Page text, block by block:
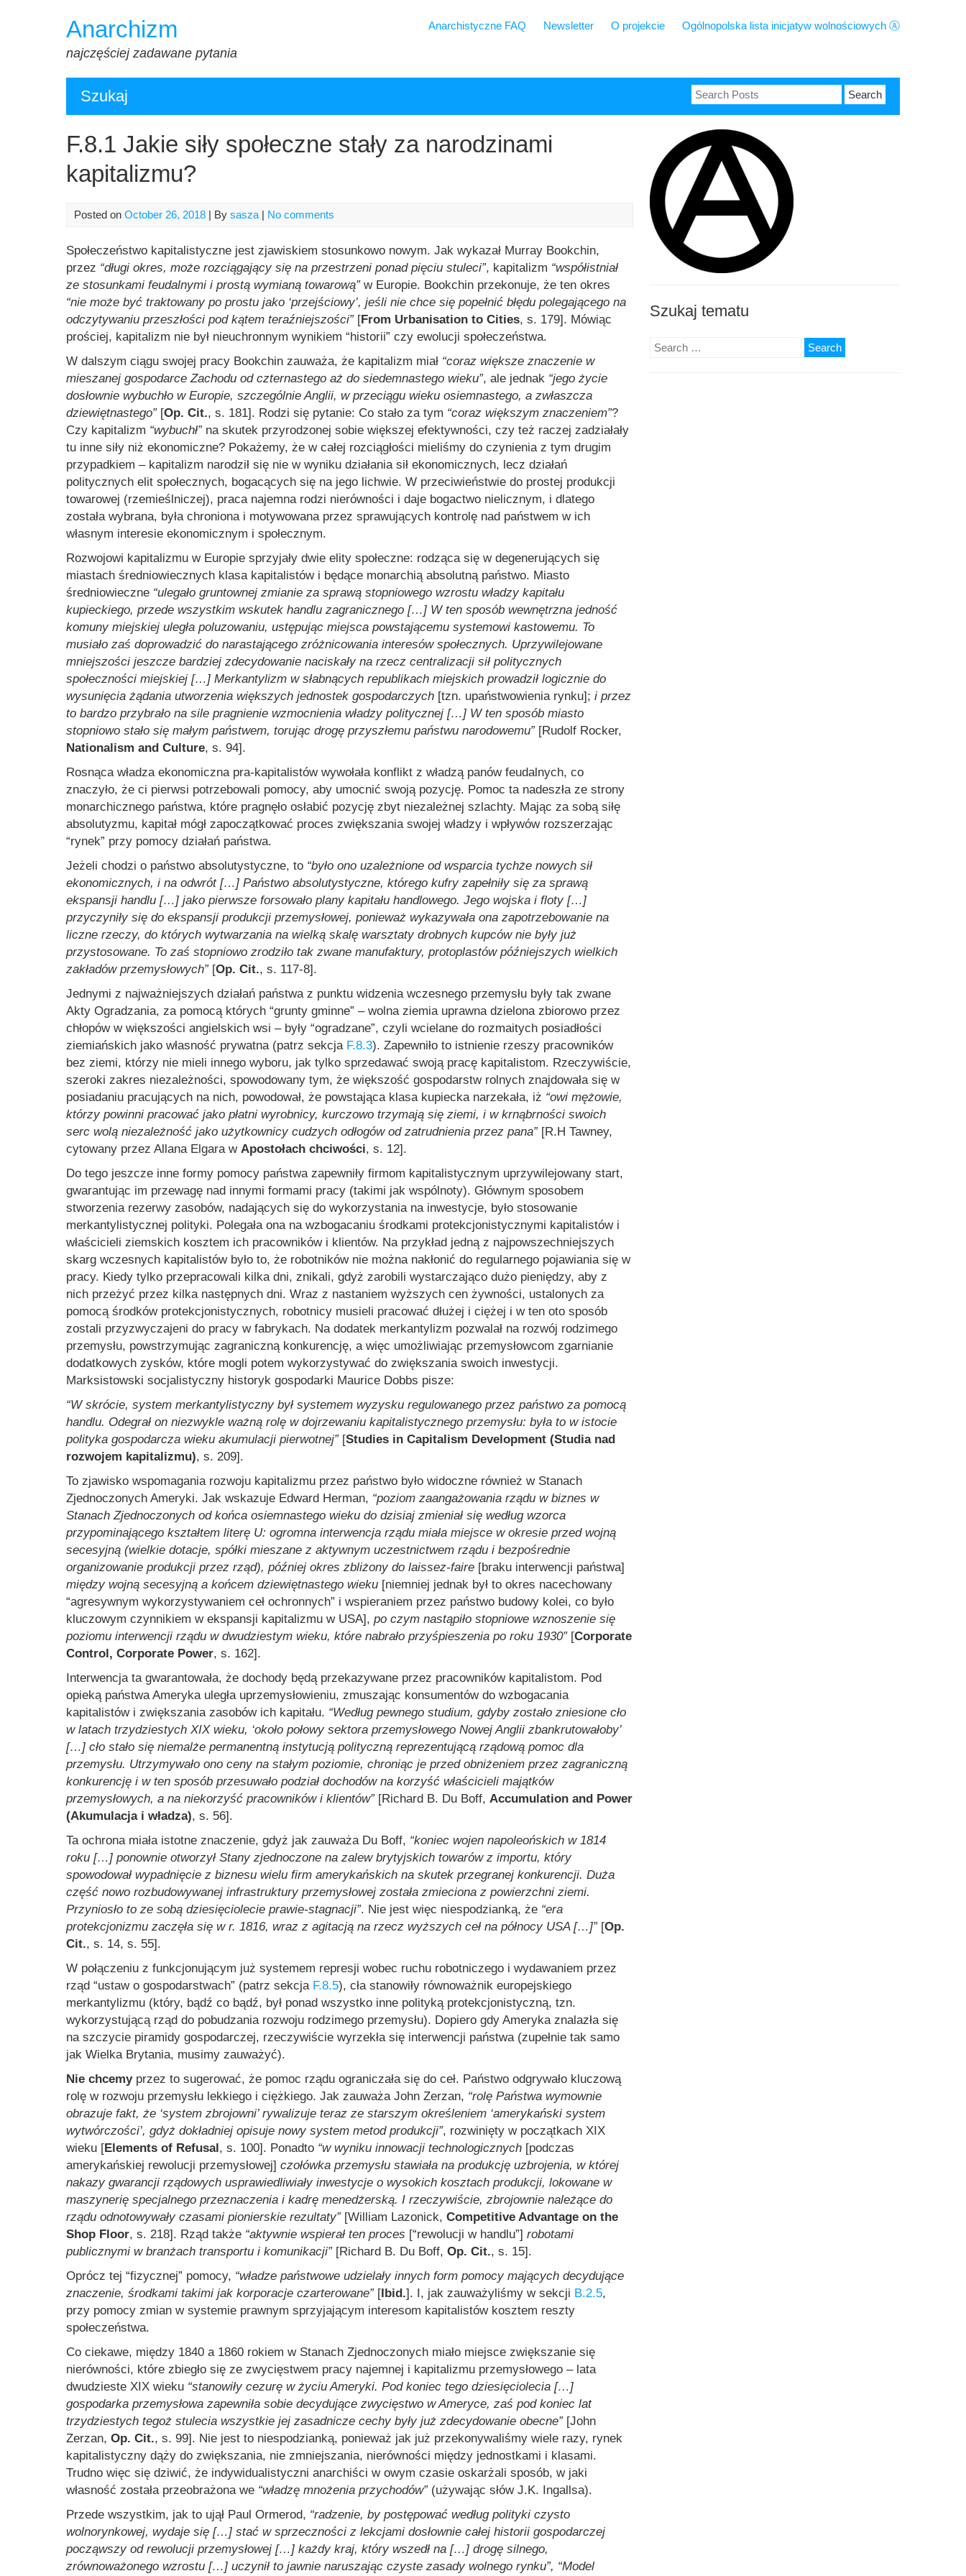
Anarchizm
najczęściej zadawane pytania
Anarchistyczne FAQ Newsletter O projekcie Ogólnopolska lista inicjatyw wolnościowych Ⓐ
Szukaj
Search
for:
F.8.1 Jakie siły społeczne stały za narodzinami
kapitalizmu?
Posted on October 26, 2018 | By sasza | No comments
Społeczeństwo kapitalistyczne jest zjawiskiem stosunkowo nowym. Jak wykazał Murray Bookchin,
przez “długi okres, może rozciągający się na przestrzeni ponad pięciu stuleci”, kapitalizm “współistniał
ze stosunkami feudalnymi i prostą wymianą towarową”w Europie. Bookchin przekonuje, że ten okres
“nie może być traktowany po prostu jako ‘przejściowy’, jeśli nie chce się popełnić błędu polegającego na
odczytywaniu przeszłości pod kątem teraźniejszości”[From Urbanisation to Cities, s. 179]. Mówiąc
prościej, kapitalizm nie był nieuchronnym wynikiem “historii” czy ewolucji społeczeństwa.
W dalszym ciągu swojej pracy Bookchin zauważa, że kapitalizm miał “coraz większe znaczenie w
mieszanej gospodarce Zachodu od czternastego aż do siedemnastego wieku”, ale jednak “jego życie
dosłownie wybuchło w Europie, szczególnie Anglii, w przeciągu wieku osiemnastego, a zwłaszcza
dziewiętnastego”[Op. Cit., s. 181]. Rodzi się pytanie: Co stało za tym “coraz większym znaczeniem”?
Czy kapitalizm “wybuchł”na skutek przyrodzonej sobie większej efektywności, czy też raczej zadziałały
tu inne siły niż ekonomiczne? Pokażemy, że w całej rozciągłości mieliśmy do czynienia z tym drugim
przypadkiem – kapitalizm narodził się nie w wyniku działania sił ekonomicznych, lecz działań
politycznych elit społecznych, bogacących się na jego lichwie. W przeciwieństwie do prostej produkcji
towarowej (rzemieślniczej), praca najemna rodzi nierówności i daje bogactwo nielicznym, i dlatego
została wybrana, była chroniona i motywowana przez sprawujących kontrolę nad państwem w ich
własnym interesie ekonomicznym i społecznym.
Rozwojowi kapitalizmu w Europie sprzyjały dwie elity społeczne: rodząca się w degenerujących się
miastach średniowiecznych klasa kapitalistów i będące monarchią absolutną państwo. Miasto
średniowieczne “ulegało gruntownej zmianie za sprawą stopniowego wzrostu władzy kapitału
kupieckiego, przede wszystkim wskutek handlu zagranicznego […] W ten sposób wewnętrzna jedność
komuny miejskiej uległa poluzowaniu, ustępując miejsca powstającemu systemowi kastowemu. To
musiało zaś doprowadzić do narastającego zróżnicowania interesów społecznych. Uprzywilejowane
mniejszości jeszcze bardziej zdecydowanie naciskały na rzecz centralizacji sił politycznych
społeczności miejskiej […] Merkantylizm w słabnących republikach miejskich prowadził logicznie do
wysunięcia żądania utworzenia większych jednostek gospodarczych [tzn. upaństwowienia rynku]; i przez
to bardzo przybrało na sile pragnienie wzmocnienia władzy politycznej […] W ten sposób miasto
stopniowo stało się małym państwem, torując drogę przyszłemu państwu narodowemu”[Rudolf Rocker,
Nationalism and Culture, s. 94].
Rosnąca władza ekonomiczna pra-kapitalistów wywołała konflikt z władzą panów feudalnych, co
znaczyło, że ci pierwsi potrzebowali pomocy, aby umocnić swoją pozycję. Pomoc ta nadeszła ze strony
monarchicznego państwa, które pragnęło osłabić pozycję zbyt niezależnej szlachty. Mając za sobą siłę
absolutyzmu, kapitał mógł zapoczątkować proces zwiększania swojej władzy i wpływów rozszerzając
“rynek” przy pomocy działań państwa.
Jeżeli chodzi o państwo absolutystyczne, to “było ono uzależnione od wsparcia tychże nowych sił
ekonomicznych, i na odwrót […] Państwo absolutystyczne, którego kufry zapełniły się za sprawą
ekspansji handlu […] jako pierwsze forsowało plany kapitału handlowego. Jego wojska i floty […]
przyczyniły się do ekspansji produkcji przemysłowej, ponieważ wykazywała ona zapotrzebowanie na
liczne rzeczy, do których wytwarzania na wielką skalę warsztaty drobnych kupców nie były już
przystosowane. To zaś stopniowo zrodziło tak zwane manufaktury, protoplastów późniejszych wielkich
zakładów przemysłowych”[Op. Cit., s. 117-8].
Jednymi z najważniejszych działań państwa z punktu widzenia wczesnego przemysłu były tak zwane
Akty Ogradzania, za pomocą których “grunty gminne” – wolna ziemia uprawna dzielona zbiorowo przez
chłopów w większości angielskich wsi – były “ogradzane”, czyli wcielane do rozmaitych posiadłości
ziemiańskich jako własność prywatna (patrz sekcja F.8.3). Zapewniło to istnienie rzeszy pracowników
bez ziemi, którzy nie mieli innego wyboru, jak tylko sprzedawać swoją pracę kapitalistom. Rzeczywiście,
szeroki zakres niezależności, spowodowany tym, że większość gospodarstw rolnych znajdowała się w
posiadaniu pracujących na nich, powodował, że powstająca klasa kupiecka narzekała, iż “owi mężowie,
którzy powinni pracować jako płatni wyrobnicy, kurczowo trzymają się ziemi, i w krnąbrności swoich
serc wolą niezależność jako użytkownicy cudzych odłogów od zatrudnienia przez pana”[R.H Tawney,
cytowany przez Allana Elgara w Apostołach chciwości, s. 12].
Do tego jeszcze inne formy pomocy państwa zapewniły firmom kapitalistycznym uprzywilejowany start,
gwarantując im przewagę nad innymi formami pracy (takimi jak wspólnoty). Głównym sposobem
stworzenia rezerwy zasobów, nadających się do wykorzystania na inwestycje, było stosowanie
merkantylistycznej polityki. Polegała ona na wzbogacaniu środkami protekcjonistycznymi kapitalistów i
właścicieli ziemskich kosztem ich pracowników i klientów. Na przykład jedną z najpowszechniejszych
skarg wczesnych kapitalistów było to, że robotników nie można nakłonić do regularnego pojawiania się w
pracy. Kiedy tylko przepracowali kilka dni, znikali, gdyż zarobili wystarczająco dużo pieniędzy, aby z
nich przeżyć przez kilka następnych dni. Wraz z nastaniem wyższych cen żywności, ustalonych za
pomocą środków protekcjonistycznych, robotnicy musieli pracować dłużej i ciężej i w ten oto sposób
zostali przyzwyczajeni do pracy w fabrykach. Na dodatek merkantylizm pozwalał na rozwój rodzimego
przemysłu, powstrzymując zagraniczną konkurencję, a więc umożliwiając przemysłowcom zgarnianie
dodatkowych zysków, które mogli potem wykorzystywać do zwiększania swoich inwestycji.
Marksistowski socjalistyczny historyk gospodarki Maurice Dobbs pisze:
“W skrócie, system merkantylistyczny był systemem wyzysku regulowanego przez państwo za pomocą
handlu. Odegrał on niezwykle ważną rolę w dojrzewaniu kapitalistycznego przemysłu: była to w istocie
polityka gospodarcza wieku akumulacji pierwotnej”[Studies in Capitalism Development (Studia nad
rozwojem kapitalizmu), s. 209].
To zjawisko wspomagania rozwoju kapitalizmu przez państwo było widoczne również w Stanach
Zjednoczonych Ameryki. Jak wskazuje Edward Herman, “poziom zaangażowania rządu w biznes w
Stanach Zjednoczonych od końca osiemnastego wieku do dzisiaj zmieniał się według wzorca
przypominającego kształtem literę U: ogromna interwencja rządu miała miejsce w okresie przed wojną
secesyjną (wielkie dotacje, spółki mieszane z aktywnym uczestnictwem rządu i bezpośrednie
organizowanie produkcji przez rząd), później okres zbliżony do laissez-faire [braku interwencji państwa]
między wojną secesyjną a końcem dziewiętnastego wieku [niemniej jednak był to okres nacechowany
“agresywnym wykorzystywaniem ceł ochronnych” i wspieraniem przez państwo budowy kolei, co było
kluczowym czynnikiem w ekspansji kapitalizmu w USA], po czym nastąpiło stopniowe wznoszenie się
poziomu interwencji rządu w dwudziestym wieku, które nabrało przyśpieszenia po roku 1930″[Corporate
Control, Corporate Power, s. 162].
Interwencja ta gwarantowała, że dochody będą przekazywane przez pracowników kapitalistom. Pod
opieką państwa Ameryka uległa uprzemysłowieniu, zmuszając konsumentów do wzbogacania
kapitalistów i zwiększania zasobów ich kapitału. “Według pewnego studium, gdyby zostało zniesione cło
w latach trzydziestych XIX wieku, ‘około połowy sektora przemysłowego Nowej Anglii zbankrutowałoby’
[…] cło stało się niemalże permanentną instytucją polityczną reprezentującą rządową pomoc dla
przemysłu. Utrzymywało ono ceny na stałym poziomie, chroniąc je przed obniżeniem przez zagraniczną
konkurencję i w ten sposób przesuwało podział dochodów na korzyść właścicieli majątków
przemysłowych, a na niekorzyść pracowników i klientów”[Richard B. Du Boff, Accumulation and Power
(Akumulacja i władza), s. 56].
Ta ochrona miała istotne znaczenie, gdyż jak zauważa Du Boff, “koniec wojen napoleońskich w 1814
roku […] ponownie otworzył Stany zjednoczone na zalew brytyjskich towarów z importu, który
spowodował wypadnięcie z biznesu wielu firm amerykańskich na skutek przegranej konkurencji. Duża
część nowo rozbudowywanej infrastruktury przemysłowej została zmieciona z powierzchni ziemi.
Przyniosło to ze sobą dziesięciolecie prawie-stagnacji”. Nie jest więc niespodzianką, że “era
protekcjonizmu zaczęła się w r. 1816, wraz z agitacją na rzecz wyższych ceł na północy USA […]”[Op.
Cit., s. 14, s. 55].
W połączeniu z funkcjonującym już systemem represji wobec ruchu robotniczego i wydawaniem przez
rząd “ustaw o gospodarstwach” (patrz sekcja F.8.5), cła stanowiły równoważnik europejskiego
merkantylizmu (który, bądź co bądź, był ponad wszystko inne polityką protekcjonistyczną, tzn.
wykorzystującą rząd do pobudzania rozwoju rodzimego przemysłu). Dopiero gdy Ameryka znalazła się
na szczycie piramidy gospodarczej, rzeczywiście wyrzekła się interwencji państwa (zupełnie tak samo
jak Wielka Brytania, musimy zauważyć).
Nie chcemyprzez to sugerować, że pomoc rządu ograniczała się do ceł. Państwo odgrywało kluczową
rolę w rozwoju przemysłu lekkiego i ciężkiego. Jak zauważa John Zerzan, “rolę Państwa wymownie
obrazuje fakt, że ‘system zbrojowni’ rywalizuje teraz ze starszym określeniem ‘amerykański system
wytwórczości’, gdyż dokładniej opisuje nowy system metod produkcji”, rozwinięty w początkach XIX
wieku [Elements of Refusal, s. 100]. Ponadto “w wyniku innowacji technologicznych [podczas
amerykańskiej rewolucji przemysłowej] czołówka przemysłu stawiała na produkcję uzbrojenia, w której
nakazy gwarancji rządowych usprawiedliwiały inwestycje o wysokich kosztach produkcji, lokowane w
maszynerię specjalnego przeznaczenia i kadrę menedżerską. I rzeczywiście, zbrojownie należące do
rządu odnotowywały czasami pionierskie rezultaty”[William Lazonick, Competitive Advantage on the
Shop Floor, s. 218]. Rząd także “aktywnie wspierał ten proces [“rewolucji w handlu”] robotami
publicznymi w branżach transportu i komunikacji”[Richard B. Du Boff, Op. Cit., s. 15].
Oprócz tej “fizycznej” pomocy, “władze państwowe udzielały innych form pomocy mających decydujące
znaczenie, środkami takimi jak korporacje czarterowane”[Ibid.]. I, jak zauważyliśmy w sekcji B.2.5,
przy pomocy zmian w systemie prawnym sprzyjającym interesom kapitalistów kosztem reszty
społeczeństwa.
Co ciekawe, między 1840 a 1860 rokiem w Stanach Zjednoczonych miało miejsce zwiększanie się
nierówności, które zbiegło się ze zwycięstwem pracy najemnej i kapitalizmu przemysłowego – lata
dwudzieste XIX wieku “stanowiły cezurę w życiu Ameryki. Pod koniec tego dziesięciolecia […]
gospodarka przemysłowa zapewniła sobie decydujące zwycięstwo w Ameryce, zaś pod koniec lat
trzydziestych tegoż stulecia wszystkie jej zasadnicze cechy były już zdecydowanie obecne”[John
Zerzan, Op. Cit., s. 99]. Nie jest to niespodzianką, ponieważ jak już przekonywaliśmy wiele razy, rynek
kapitalistyczny dąży do zwiększania, nie zmniejszania, nierówności między jednostkami i klasami.
Trudno więc się dziwić, że indywidualistyczni anarchiści w owym czasie oskarżali sposób, w jaki
własność została przeobrażona we “władzę mnożenia przychodów”(używając słów J.K. Ingallsa).
Przede wszystkim, jak to ujął Paul Ormerod, “radzenie, by postępować według polityki czysto
wolnorynkowej, wydaje się […] stać w sprzeczności z lekcjami dosłownie całej historii gospodarczej
począwszy od rewolucji przemysłowej […] każdy kraj, który wszedł na […] drogę silnego,
zrównoważonego wzrostu […] uczynił to jawnie naruszając czyste zasady wolnego rynku”, “Model
Szukaj tematu
Search